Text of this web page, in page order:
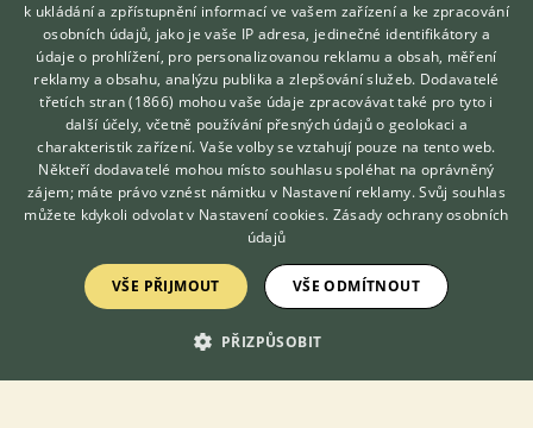
DOMOVSKÁ STRÁNKA
INZERCE
DISKUSE
CHOVATELSKÉ STANICE
ATLAS
O nás
Kontakt
Hledáte zvířecího kamaráda?
Zdarma vám poradí
VETERINÁŘ ONLINE
KONZULTOVAT S
VETERINÁŘEM
k ukládání a zpřístupnění informací ve vašem zařízení a ke zpracování
osobních údajů, jako je vaše IP adresa, jedinečné identifikátory a
údaje o prohlížení, pro personalizovanou reklamu a obsah, měření
reklamy a obsahu, analýzu publika a zlepšování služeb. Dodavatelé
třetích stran (1866) mohou vaše údaje zpracovávat také pro tyto i
další účely, včetně používání přesných údajů o geolokaci a
charakteristik zařízení. Vaše volby se vztahují pouze na tento web.
Někteří dodavatelé mohou místo souhlasu spoléhat na oprávněný
zájem; máte právo vznést námitku v Nastavení reklamy. Svůj souhlas
můžete kdykoli odvolat v Nastavení cookies. Zásady ochrany osobních
údajů
VŠE PŘIJMOUT VŠE ODMÍTNOUT
PŘIZPŮSOBIT